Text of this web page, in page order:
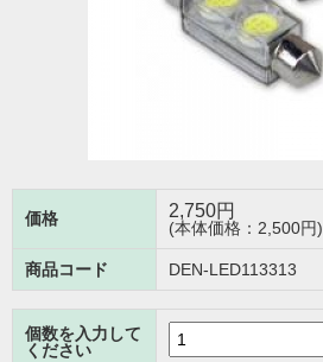
価格 2,750円
(本体価格：2,500円)
商品コード DEN-LED113313
個数を入力して
ください